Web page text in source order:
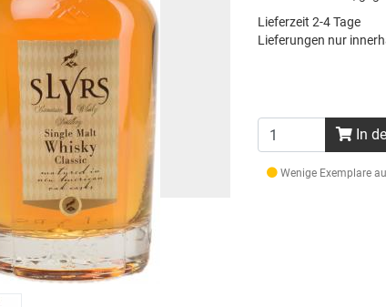
Lieferzeit 2-4 Tage
Lieferungen nur
In
Wenige Exemplare